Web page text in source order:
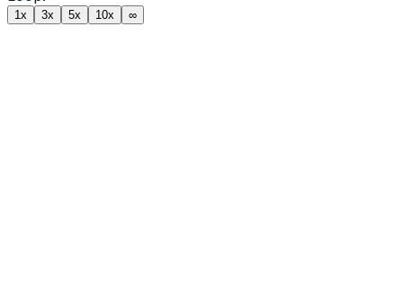
1x 3x 5x 10x ∞